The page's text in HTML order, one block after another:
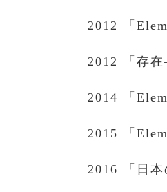
2012 「
2012 「存
2014 「
2015 「
2016 「日